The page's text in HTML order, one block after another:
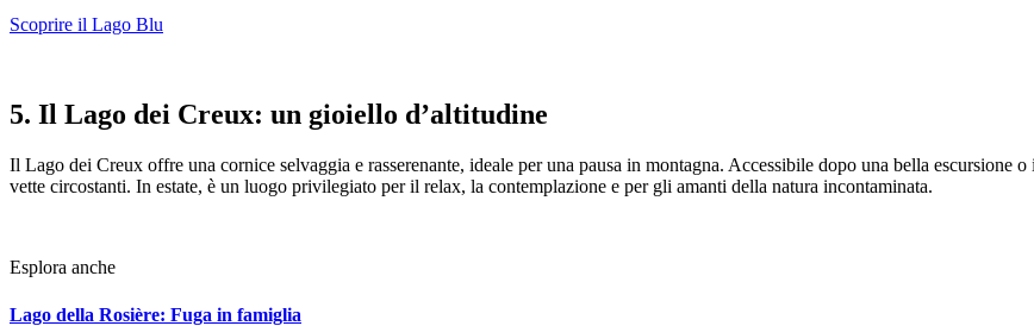
Scoprire il Lago Blu
5. Il Lago dei Creux: un gioiello d’altitudine
Il Lago dei Creux offre una cornice selvaggia e rasserenante, ideale per una pausa in montagna. Accessibile dopo una bella escursione
vette circostanti. In estate, è un luogo privilegiato per il relax, la contemplazione e per gli amanti della natura incontaminata.
Esplora anche
Lago della Rosière: Fuga in famiglia